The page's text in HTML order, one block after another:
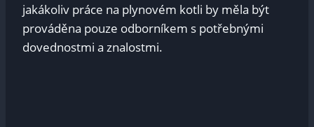
jakákoliv práce na plynovém kotli by měla být
prováděna pouze odborníkem s potřebnými
dovednostmi a znalostmi.